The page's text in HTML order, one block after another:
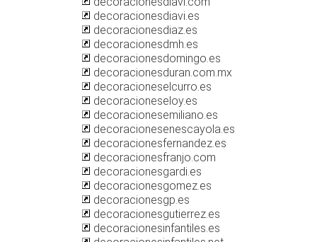
decoracionesdiavi.es
decoracionesdiaz.es
decoracionesdmh.es
decoracionesdomingo.es
decoracionesduran.com.mx
decoracioneselcurro.es
decoracioneseloy.es
decoracionesemiliano.es
decoracionesenescayola.es
decoracionesfernandez.es
decoracionesfranjo.com
decoracionesgardi.es
decoracionesgomez.es
decoracionesgp.es
decoracionesgutierrez.es
decoracionesinfantiles.es